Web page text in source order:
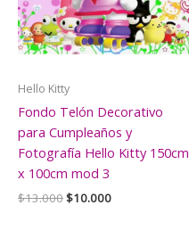
Hello Kitty
Fondo Telón Decorativo
para Cumpleaños y
Fotografía Hello Kitty 150cm
x 100cm mod 3
$13.000El
$10.000El